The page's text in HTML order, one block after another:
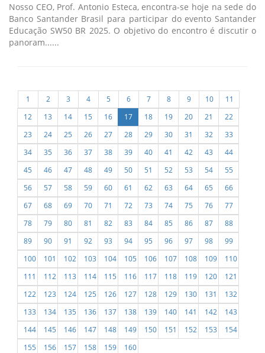
Nosso CEO, Prof. Antonio Esteca, encontra-se hoje na sede do
Banco Santander Brasil para participar do evento Santander
Educação SW50 BR 2025. O objetivo do encontro é discutir o
panoram......
1 2 3 4 5 6 7 8 9 10
11
12
13 14 15 16 17 18 19 20 21
22
23
24 25 26 27 28 29 30 31 32
33
34
35 36 37 38 39 40 41 42 43
44
45
46 47 48 49 50 51 52 53 54
55
56
57 58 59 60 61 62 63 64 65
66
67
68 69 70 71 72 73 74 75 76
77
78
79 80 81 82 83 84 85 86 87
88
89
90 91 92 93 94 95 96 97 98
99
100
101 102 103 104 105 106 107 108 109
110
111
112 113 114 115 116 117 118 119 120
121
122
123 124 125 126 127 128 129 130 131
132
133
134 135 136 137 138 139 140 141 142
143
144
145 146 147 148 149 150 151 152 153
154
155
156 157 158 159 160